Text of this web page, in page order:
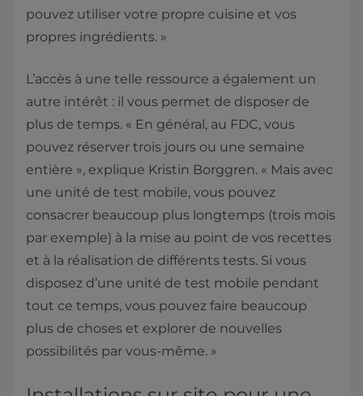
pouvez utiliser votre propre cuisine et vos
propres ingrédients. »
L’accès à une telle ressource a également un
autre intérêt : il vous permet de disposer de
plus de temps. « En général, au FDC, vous
pouvez réserver trois jours ou une semaine
entière », explique Kristin Borggren. « Mais avec
une unité de test mobile, vous pouvez
consacrer beaucoup plus longtemps (trois mois
par exemple) à la mise au point de vos recettes
et à la réalisation de différents tests. Si vous
disposez d’une unité de test mobile pendant
tout ce temps, vous pouvez faire beaucoup
plus de choses et explorer de nouvelles
possibilités par vous-même. »